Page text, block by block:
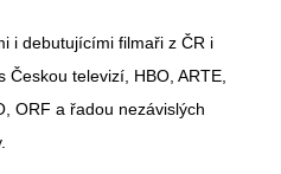
i debutujícími filmaři z ČR i
televizí, HBO, ARTE,
ORF a řadou nezávislých